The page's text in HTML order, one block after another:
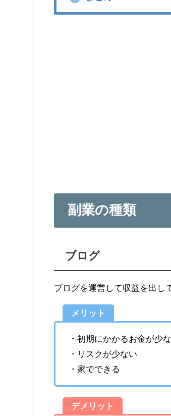
副業の種類
ブログ
ブログを運営して収益を出し
メリット
・初期にかかるお金が少
・リスクが少ない
・家でできる
デメリット